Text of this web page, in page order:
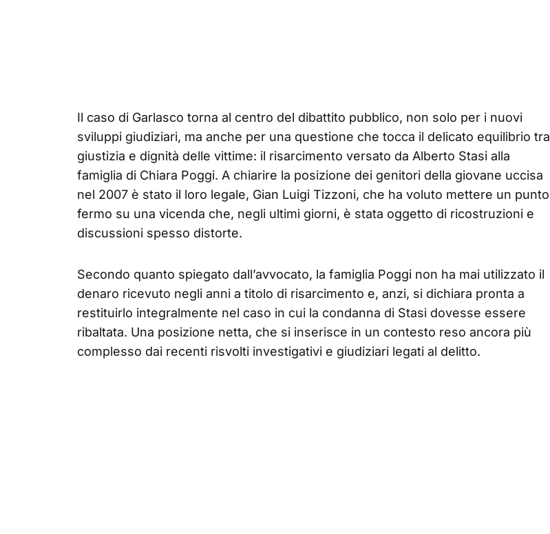
Il caso di Garlasco torna al centro del dibattito pubblico, non solo per i nuovi
sviluppi giudiziari, ma anche per una questione che tocca il delicato equilibrio tra
giustizia e dignità delle vittime: il risarcimento versato da Alberto Stasi alla
famiglia di Chiara Poggi. A chiarire la posizione dei genitori della giovane uccisa
nel 2007 è stato il loro legale, Gian Luigi Tizzoni, che ha voluto mettere un punto
fermo su una vicenda che, negli ultimi giorni, è stata oggetto di ricostruzioni e
discussioni spesso distorte.
Secondo quanto spiegato dall’avvocato, la famiglia Poggi non ha mai utilizzato il
denaro ricevuto negli anni a titolo di risarcimento e, anzi, si dichiara pronta a
restituirlo integralmente nel caso in cui la condanna di Stasi dovesse essere
ribaltata. Una posizione netta, che si inserisce in un contesto reso ancora più
complesso dai recenti risvolti investigativi e giudiziari legati al delitto.